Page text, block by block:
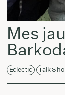
Mes
Eclectic Talk